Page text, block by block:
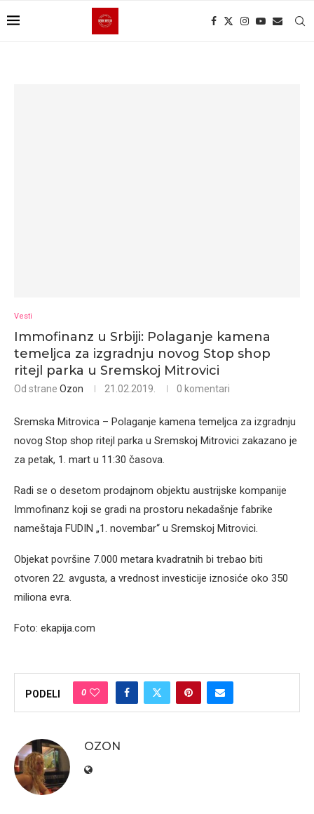
Vesti
Immofinanz u Srbiji: Polaganje kamena
temeljca za izgradnju novog Stop shop
ritejl parka u Sremskoj Mitrovici
Od strane Ozon 21.02.2019. 0 komentari
Sremska Mitrovica – Polaganje kamena temeljca za izgradnju
novog Stop shop ritejl parka u Sremskoj Mitrovici zakazano je
za petak, 1. mart u 11:30 časova.
Radi se o desetom prodajnom objektu austrijske kompanije
Immofinanz koji se gradi na prostoru nekadašnje fabrike
nameštaja FUDIN „1. novembar“ u Sremskoj Mitrovici.
Objekat površine 7.000 metara kvadratnih bi trebao biti
otvoren 22. avgusta, a vrednost investicije iznosiće oko 350
miliona evra.
Foto: ekapija.com
PODELI 0
OZON